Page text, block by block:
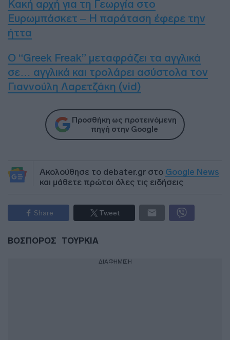
Κακή αρχή για τη Γεωργία στο
Ευρωμπάσκετ – Η παράταση έφερε την
ήττα
Ο “Greek Freak” μεταφράζει τα αγγλικά
σε… αγγλικά και τρολάρει ασύστολα τον
Γιαννούλη Λαρετζάκη (vid)
Προσθήκη ως προτεινόμενη
πηγή στην Google
Ακολούθησε το debater.gr στο Google News
και μάθετε πρώτοι όλες τις ειδήσεις
Share Tweet
ΒΟΣΠΟΡΟΣ ΤΟΥΡΚΙΑ
ΔΙΑΦΗΜΙΣΗ